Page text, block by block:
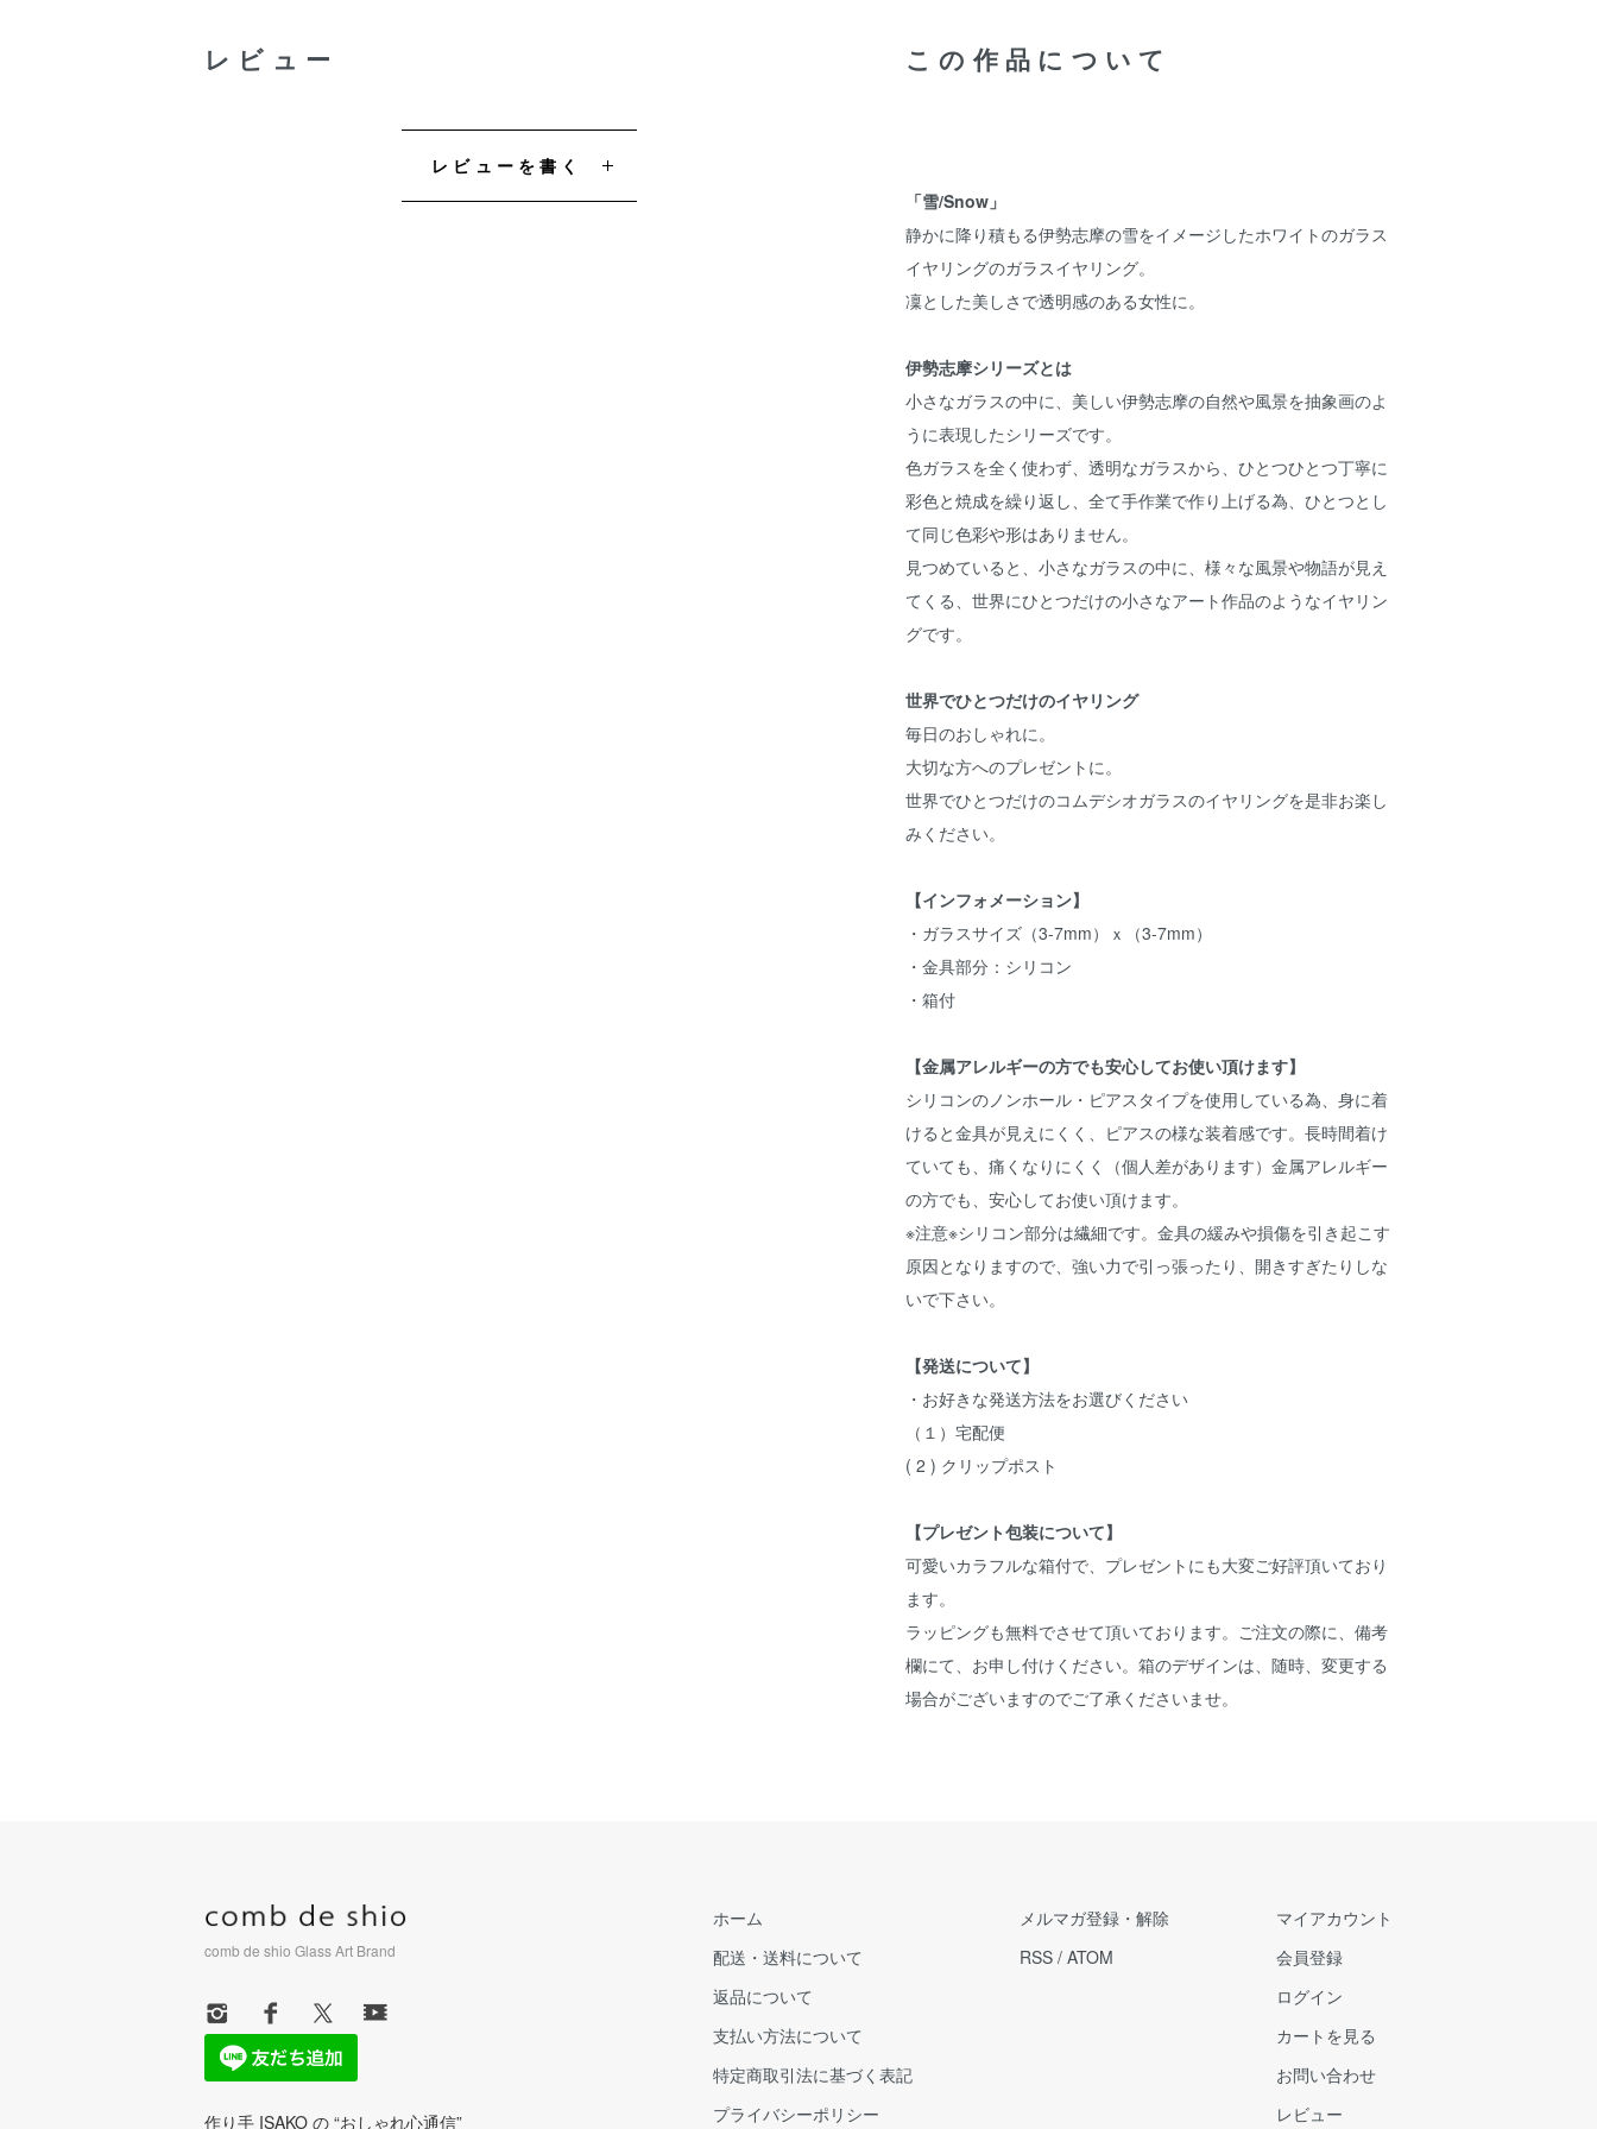
この作品について
「雪/Snow」
静かに降り積もる伊勢志摩の雪をイメージしたホワイトのガラス
イヤリングのガラスイヤリング。
凜とした美しさで透明感のある女性に。
伊勢志摩シリーズとは
小さなガラスの中に、美しい伊勢志摩の自然や風景を抽象画のよ
うに表現したシリーズです。
色ガラスを全く使わず、透明なガラスから、ひとつひとつ丁寧に
彩色と焼成を繰り返し、全て手作業で作り上げる為、ひとつとし
て同じ色彩や形はありません。
見つめていると、小さなガラスの中に、様々な風景や物語が見え
てくる、世界にひとつだけの小さなアート作品のようなイヤリン
グです。
世界でひとつだけのイヤリング
毎日のおしゃれに。
大切な方へのプレゼントに。
世界でひとつだけのコムデシオガラスのイヤリングを是非お楽し
みください。
【インフォメーション】
・ガラスサイズ（3-7mm）ｘ（3-7mm）
・金具部分：シリコン
・箱付
【金属アレルギーの方でも安心してお使い頂けます】
シリコンのノンホール・ピアスタイプを使用している為、身に着
けると金具が見えにくく、ピアスの様な装着感です。長時間着け
ていても、痛くなりにくく（個人差があります）金属アレルギー
の方でも、安心してお使い頂けます。
※注意※シリコン部分は繊細です。金具の緩みや損傷を引き起こす
原因となりますので、強い力で引っ張ったり、開きすぎたりしな
いで下さい。
【発送について】
・お好きな発送方法をお選びください
（１）宅配便
( 2 ) クリップポスト
【プレゼント包装について】
可愛いカラフルな箱付で、プレゼントにも大変ご好評頂いており
ます。
ラッピングも無料でさせて頂いております。ご注文の際に、備考
欄にて、お申し付けください。箱のデザインは、随時、変更する
場合がございますのでご了承くださいませ。
レビュー
レビューを書く
comb de shio Glass Art Brand
作り手 ISAKO の “おしゃれ心通信”
ホーム
配送・送料について
返品について
支払い方法について
特定商取引法に基づく表記
プライバシーポリシー
メルマガ登録・解除
RSS / ATOM
マイアカウント
会員登録
ログイン
カートを見る
お問い合わせ
レビュー